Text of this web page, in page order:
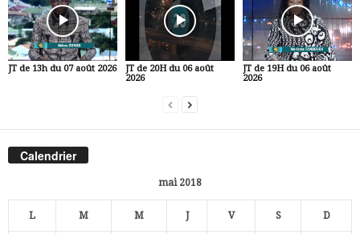
JT de 13h du 07 août 2026
JT de 20H du 06 août
2026
JT de 19H du 06 août
2026
Calendrier
mai 2018
L M M J V S D